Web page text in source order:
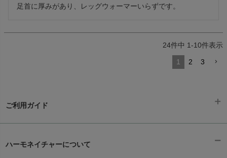
足首に厚みがあり、レッグウォーマーいらずです。
24件中 1-10件表示
1 2 3
ご利用ガイド
ハーモネイチャーについて